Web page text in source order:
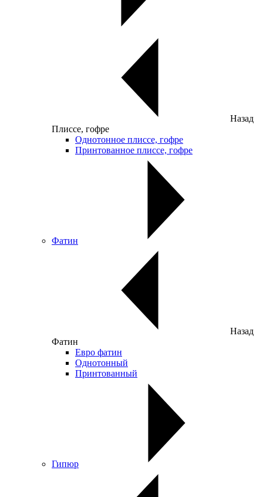
Назад
Плиссе, гофре
Однотонное плиссе, гофре
Принтованное плиссе, гофре
Фатин
Назад
Фатин
Евро фатин
Однотонный
Принтованный
Гипюр